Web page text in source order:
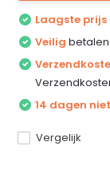
Laagste prijs
Veilig
14 dagen
Vergelijk